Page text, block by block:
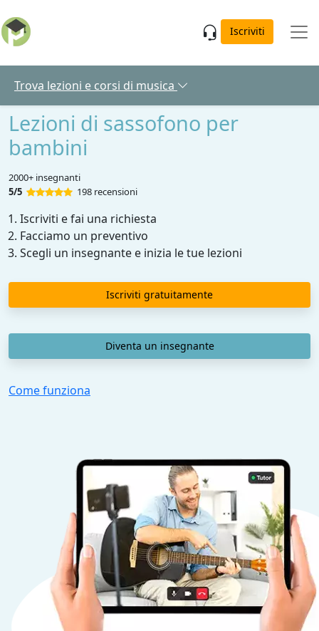
Iscriviti
Trova lezioni e corsi di musica
Lezioni di sassofono per
bambini
2000+ insegnanti
5/5
198 recensioni
Iscriviti e fai una richiesta
Facciamo un preventivo
Scegli un insegnante e inizia le tue lezioni
Iscriviti gratuitamente
Diventa un insegnante
Come funziona